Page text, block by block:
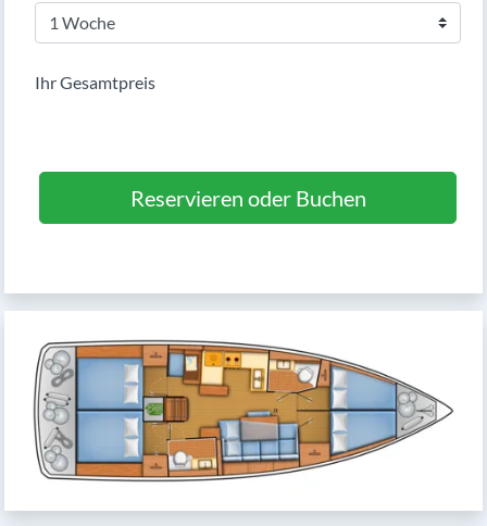
Ihr Gesamtpreis
Reservieren oder Buchen